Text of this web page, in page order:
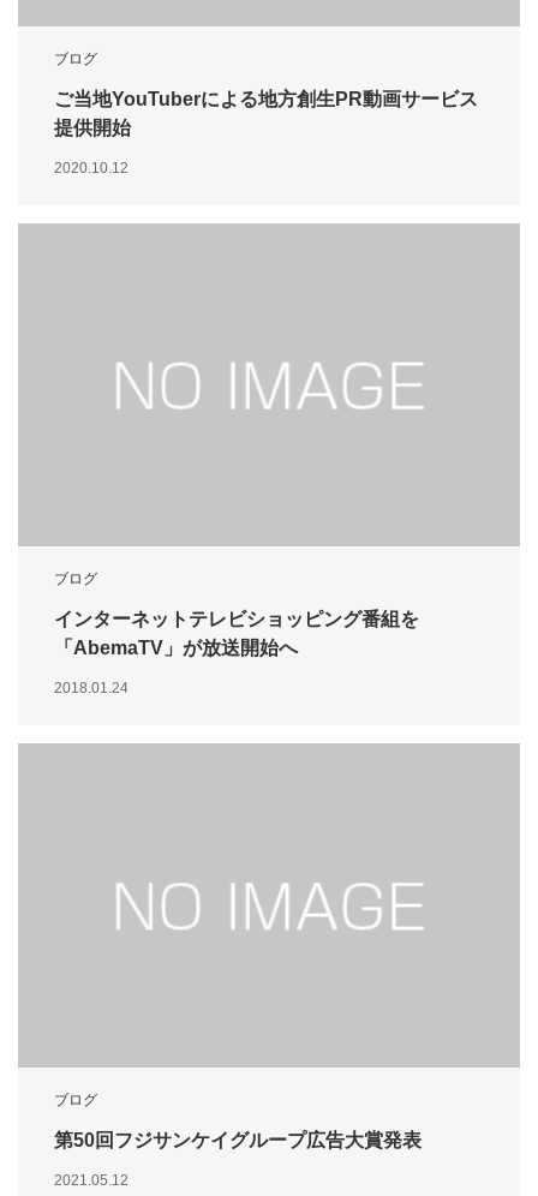
ブログ
ご当地YouTuberによる地方創生PR動画サービス
提供開始
2020.10.12
ブログ
インターネットテレビショッピング番組を
「AbemaTV」が放送開始へ
2018.01.24
ブログ
第50回フジサンケイグループ広告大賞発表
2021.05.12